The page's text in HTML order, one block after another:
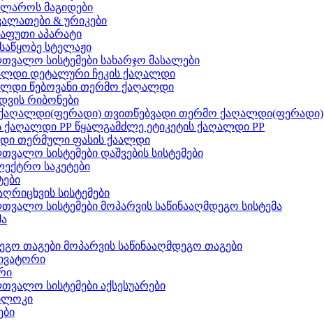
მაგიდები
& ურიკები
აპარატი
სტელაჟი
სახარჯო მასალები
დეტალური ჩეკის ქაღალდი
წებოვანი თერმო ქაღალდი
რიბონები
თვითწებვადი თერმო ქაღალდი(ფერადი)
წყალგამძლე ეტიკეტის ქაღალდი PP
თერმული ფასის ქაალდი
დაშვების სისტემები
საკეტები
სისტემები
მოპარვის საწინააღმდეგო სისტემა
მოპარვის საწინააღმდეგო თაგები
აქსესუარები